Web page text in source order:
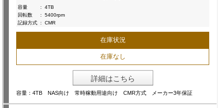
容量
:
4TB
回転数
:
5400rpm
記録方式 : CMR
在庫状況
在庫なし
詳細はこちら
容量：4TB NAS向け 常時稼動用途向け CMR方式 メーカー3年保証